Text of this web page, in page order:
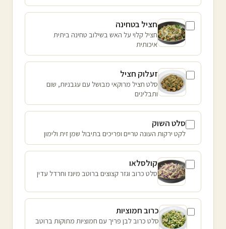
חציל בטחינה
חציל קלוי על האש בשילוב טחינה ביתית
איכותית
זעלוק חציל
סלט חציל מרוקאי מבושל עם עגבניות, שום
ותבלינים
סלט השוק
לקט ירקות העונה טריים ופריכים בתיבול שמן זית ולימון
קולסלאו
סלט כרוב וגזר קצוצים ברוטב מיונז וחרדל עדין
כרוב חמוציות
סלט כרוב לבן פריך עם חמוציות מתוקות ברוטב